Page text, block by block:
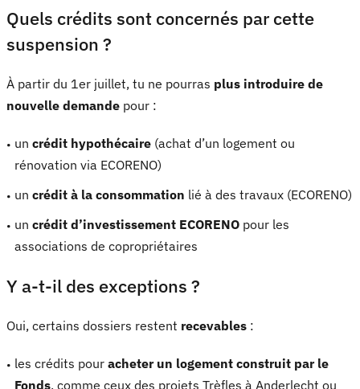
Quels crédits sont concernés par cette
suspension ?
À partir du 1er juillet, tu ne pourras plus introduire de
nouvelle demande pour :
un crédit hypothécaire (achat d’un logement ou
rénovation via ECORENO)
un crédit à la consommation lié à des travaux (ECORENO)
un crédit d’investissement ECORENO pour les
associations de copropriétaires
Y a-t-il des exceptions ?
Oui, certains dossiers restent recevables :
les crédits pour acheter un logement construit par le
Fonds, comme ceux des projets Trèfles à Anderlecht ou